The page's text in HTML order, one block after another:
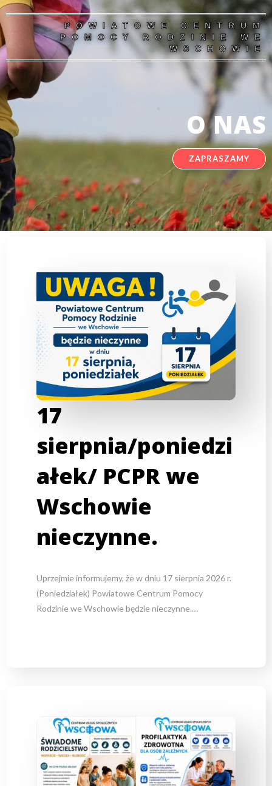
POWIATOWE CENTRUM
POMOCY RODZINIE WE
WSCHOWIE
O NAS
ZAPRASZAMY
17
sierpnia/poniedzi
ałek/ PCPR we
Wschowie
nieczynne.
Uprzejmie informujemy, że w dniu 17 sierpnia 2026 r.
(Poniedziałek) Powiatowe Centrum Pomocy
Rodzinie we Wschowie będzie nieczynne.…